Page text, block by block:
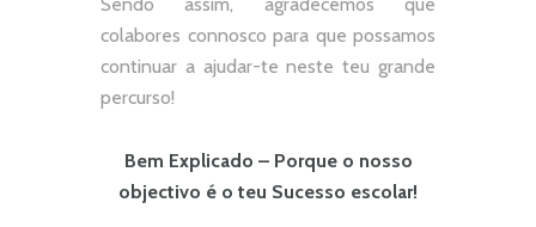
Sendo assim, agradecemos que
colabores connosco para que possamos
continuar a ajudar-te neste teu grande
percurso!
Bem Explicado – Porque o nosso
objectivo é o teu Sucesso escolar!